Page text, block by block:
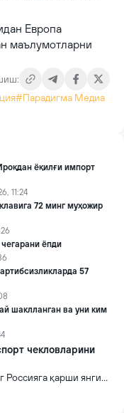
Европа
маълумотларни
#Парадигма Медиа
ёқилғи импорт
11:24
72 минг муҳожир
ёпди
57
шаклланган ва уни ким
чекловларини
Россияга қарши янги
чеклов